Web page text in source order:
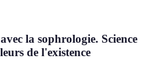
la sophrologie. Science
de l'existence